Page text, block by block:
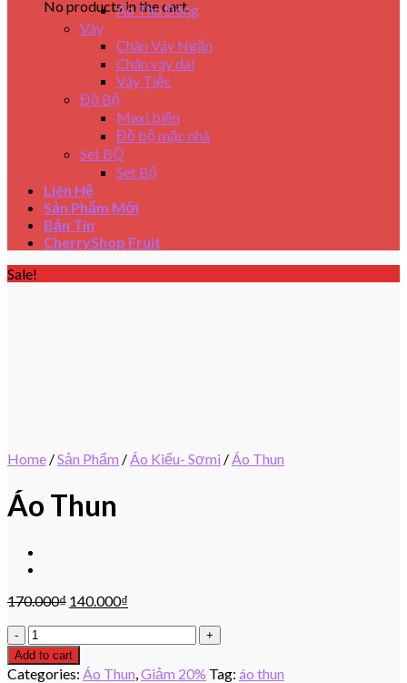
No products in the cart.
Áo Thu Đông
Váy
Chân Váy Ngắn
Chân váy dài
Váy Tiệc
Đồ Bộ
Maxi biển
Đồ bộ mặc nhà
Set BỘ
Set Bộ
Liên Hệ
Sản Phẩm Mới
Bản Tin
CherryShop Fruit
Sale!
Home /Sản Phẩm /Áo Kiểu- Sơmi /Áo Thun
Áo Thun
170.000₫ 140.000₫
Áo
Thun
quantity
Add to cart
Categories: Áo Thun,Giảm 20% Tag: áo thun